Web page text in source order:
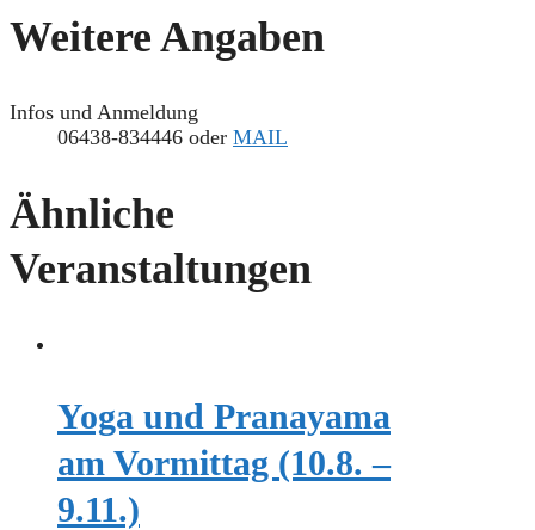
Weitere Angaben
Infos und Anmeldung
06438-834446 oder MAIL
Ähnliche
Veranstaltungen
Yoga und Pranayama
am Vormittag (10.8. –
9.11.)